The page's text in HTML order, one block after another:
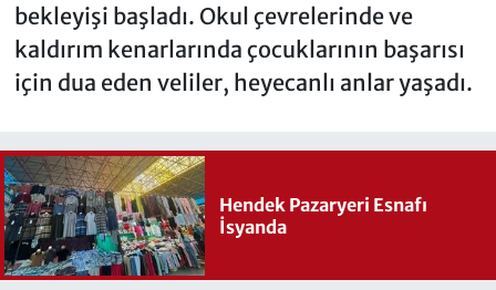
bekleyişi başladı. Okul çevrelerinde ve
kaldırım kenarlarında çocuklarının başarısı
için dua eden veliler, heyecanlı anlar yaşadı.
Hendek Pazaryeri Esnafı
İsyanda